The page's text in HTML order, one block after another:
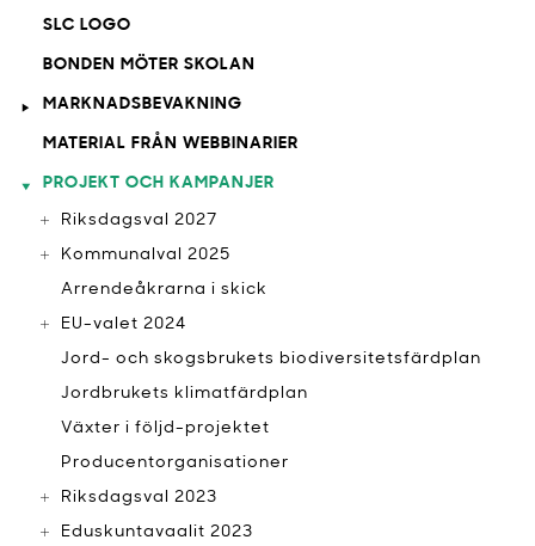
SLC LOGO
BONDEN MÖTER SKOLAN
MARKNADSBEVAKNING
MATERIAL FRÅN WEBBINARIER
PROJEKT OCH KAMPANJER
Riksdagsval 2027
Kommunalval 2025
Arrendeåkrarna i skick
EU-valet 2024
Jord- och skogsbrukets biodiversitetsfärdplan
Jordbrukets klimatfärdplan
Växter i följd-projektet
Producentorganisationer
Riksdagsval 2023
Eduskuntavaalit 2023